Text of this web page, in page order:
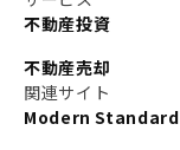
不動産投資
不動産売却
関連サイト
Modern Standard